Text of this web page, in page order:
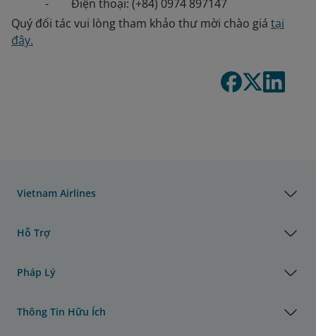
- Điện thoại: (+84) 0974 897147
Quý đối tác vui lòng tham khảo thư mời chào giá tại
đây.
Vietnam Airlines
Hỗ Trợ
Pháp Lý
Thông Tin Hữu Ích